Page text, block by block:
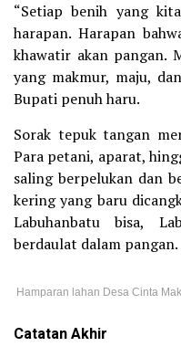
“Setiap benih yang
harapan. Harapan
khawatir akan pangan.
yang makmur, maju,
Bupati penuh haru.
Sorak tepuk tangan
Para petani, aparat,
saling berpelukan dan
kering yang baru
Labuhanbatu bisa,
berdaulat dalam pangan.
Hamparan lahan Desa Cinta
Catatan Akhir